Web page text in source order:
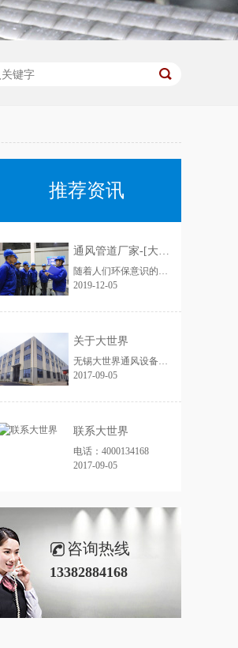
推荐资讯
通风管道厂家-[大世界通风]
随着人们环保意识的加强，增进了通风管道行业的蓬勃发展，近年来，通风管道厂家如雨后春笋不断出现，造成市场混乱不堪，鱼龙混杂，不少厂家偷工减料已成常态，比如客户要求用1mm的板材做，实际到手可能是0.6厚、0.8厚，看似价格实惠，在实际使用过程中容易出现状况，运送带粉尘的气体容易磨损甚至击穿，有的厂家技术不......
2019-12-05
关于大世界
无锡大世界通风设备有限公司主要从事通风管道及其配件生产，拥有高产能和质量保障体系。该公司采用生产工艺和管理体系，并通过ISO9001认证，实现了生产过程的规范化、标准化和自动化。同时生产车间启用了6S管理体系，提高了生产效率和产品质量。华志达安装公司则提供从测量、设计、加工到安装一站式服务，提高了服务效率和客户满意度。总之，两家公司联合为客户提供通风管道解决方案。7*24H贴心售后服务，服务热线：4000134168
2017-09-05
联系大世界
电话：4000134168
2017-09-05
咨询热线
13382884168